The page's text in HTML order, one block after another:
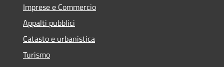
Imprese e Commercio
Appalti pubblici
Catasto e urbanistica
Turismo